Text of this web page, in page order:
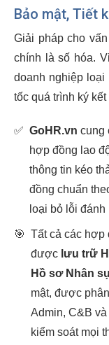
Bảo mật, Tiết
Giải pháp cho
chính là số hóa.
doanh nghiệp loại
tốc quá trình ký
✅ GoHR.vn cung
hợp đồng lao
thông tin kéo
đồng chuẩn
loại bỏ lỗi đánh
🎯 Tất cả các hợp
được lưu trữ
Hồ sơ Nhân
mật, được
Admin, C&B
kiểm soát mọi